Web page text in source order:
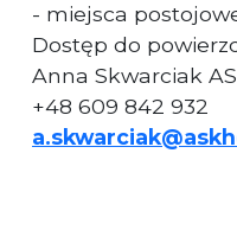
- miejsca
Dostęp do
Anna Skwarciak
+48 609 842 932